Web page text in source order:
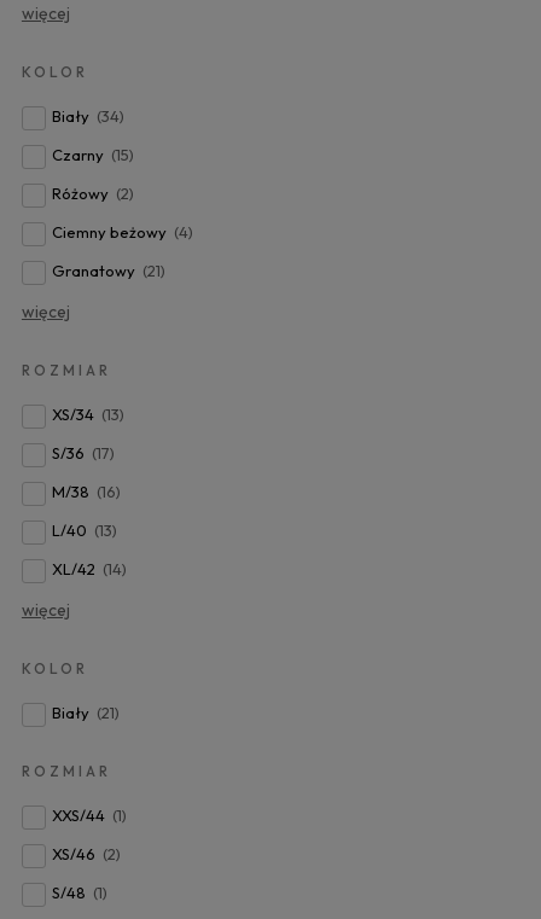
więcej
KOLOR
Biały (34)
Czarny (15)
Różowy (2)
Ciemny beżowy (4)
Granatowy (21)
więcej
ROZMIAR
XS/34 (13)
S/36 (17)
M/38 (16)
L/40 (13)
XL/42 (14)
więcej
KOLOR
Biały (21)
ROZMIAR
XXS/44 (1)
XS/46 (2)
S/48 (1)